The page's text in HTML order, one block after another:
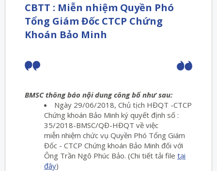
CBTT : Miễn nhiệm Quyền Phó
Tổng Giám Đốc CTCP Chứng
Khoán Bảo Minh
BMSC thông báo nội dung công bố như sau:
Ngày 29/06/2018, Chủ tịch HĐQT -CTCP
Chứng khoán Bảo Minh ký quyết định số :
35/2018-BMSC/QĐ-HĐQT về việc
miễn nhiệm chức vụ Quyền Phó Tổng Giám
Đốc - CTCP Chứng khoán Bảo Minh đối với
Ông Trần Ngô Phúc Bảo. (Chi tiết tải file tại
đây)